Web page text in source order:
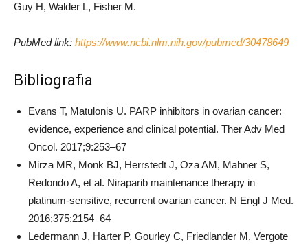
Guy H, Walder L, Fisher M.
PubMed link: https://www.ncbi.nlm.nih.gov/pubmed/30478649
Bibliografia
Evans T, Matulonis U. PARP inhibitors in ovarian cancer:
evidence, experience and clinical potential. Ther Adv Med
Oncol. 2017;9:253–67
Mirza MR, Monk BJ, Herrstedt J, Oza AM, Mahner S,
Redondo A, et al. Niraparib maintenance therapy in
platinum-sensitive, recurrent ovarian cancer. N Engl J Med.
2016;375:2154–64
Ledermann J, Harter P, Gourley C, Friedlander M, Vergote